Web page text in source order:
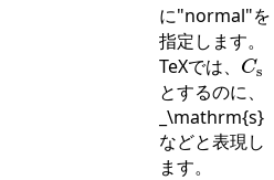
に"normal"を
指定します。
TeXでは、
Cs
Cs
とするのに、
_\mathrm{s}
などと表現し
ます。